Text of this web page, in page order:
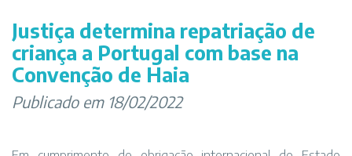
Justiça determina repatriação de
criança a Portugal com base na
Convenção de Haia
Publicado em 18/02/2022